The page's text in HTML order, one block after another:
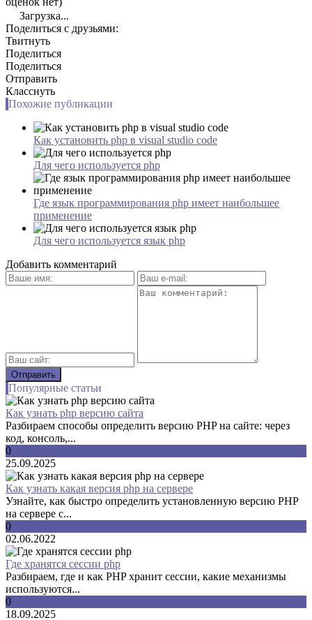
Загрузка...
Поделиться с друзьями:
Твитнуть
Поделиться
Поделиться
Отправить
Класснуть
Похожие публикации
Как установить php в visual studio code
Для чего используется php
Где язык программирования php имеет наибольшее
применение
Для чего используется язык php
Добавить комментарий
Популярные статьи
Как узнать php версию сайта
Разбираем способы определить версию PHP на сайте: через
код, консоль,...
0
25.09.2025
Как узнать какая версия php на сервере
Узнайте, как быстро определить установленную версию PHP
на сервере с...
0
02.06.2022
Где хранятся сессии php
Разбираем, где и как PHP хранит сессии, какие механизмы
используются...
0
18.09.2025